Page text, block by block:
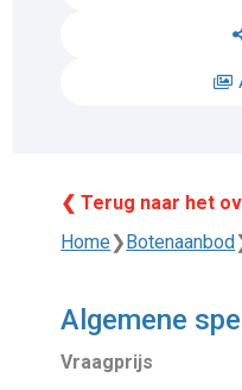
❮ Terug naar het
Home❯Botenaanbod
Algemene
Vraagprijs